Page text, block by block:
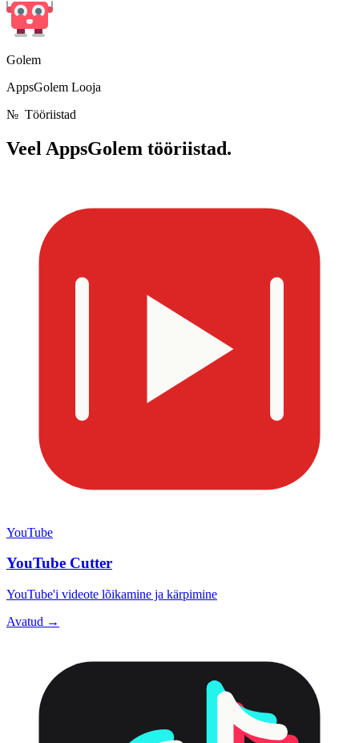
Golem
AppsGolem Looja
№ Tööriistad
Veel AppsGolem tööriistad.
YouTube
YouTube Cutter
YouTube'i videote lõikamine ja kärpimine
Avatud →